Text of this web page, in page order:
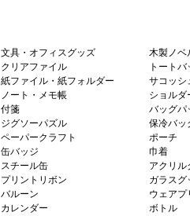
文具・オフィスグッズ
クリアファイル
紙ファイル・紙フォルダー
ノート・メモ帳
付箋
ジグソーパズル
ペーパークラフト
缶バッジ
スチール缶
プリントリボン
バルーン
カレンダー
木製ノベ
トートバ
サコッシ
ショルダ
バッグパ
保冷バッ
ポーチ
巾着
アクリル
ガラスグ
ウェアプ
ボトル